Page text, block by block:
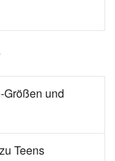
Größen und
Teens